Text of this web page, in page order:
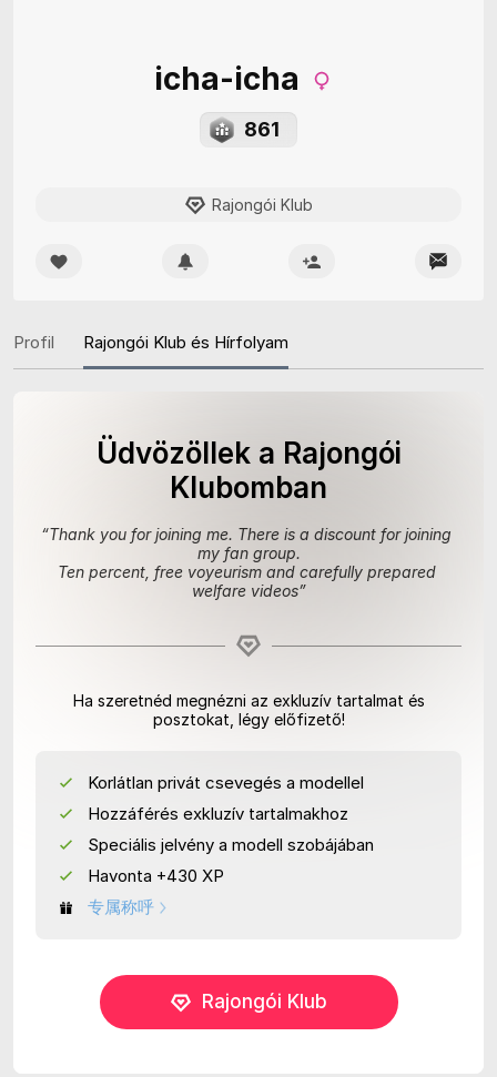
icha-icha
861
Rajongói Klub
Profil Rajongói Klub és Hírfolyam
Üdvözöllek a Rajongói
Klubomban
“Thank you for joining me. There is a discount for joining
my fan group.
Ten percent, free voyeurism and carefully prepared
welfare videos”
Ha szeretnéd megnézni az exkluzív tartalmat és
posztokat, légy előfizető!
Korlátlan privát csevegés a modellel
Hozzáférés exkluzív tartalmakhoz
Speciális jelvény a modell szobájában
Havonta +430 XP
专属称呼
Rajongói Klub